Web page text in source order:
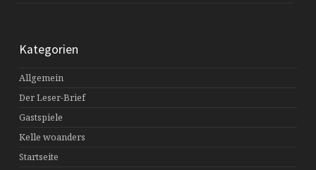
Kategorien
Allgemein
Der Leser-Brief
Gastspiele
Kelle woanders
Startseite